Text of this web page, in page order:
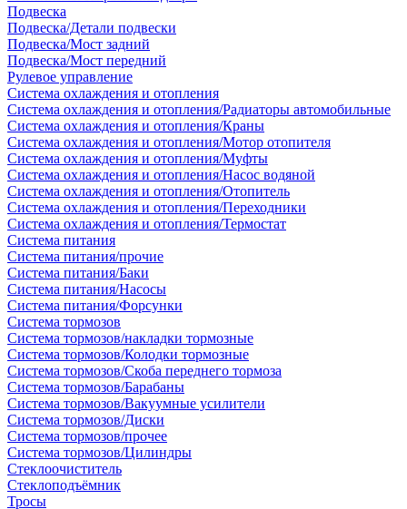
Подвеска
Подвеска/Детали подвески
Подвеска/Мост задний
Подвеска/Мост передний
Рулевое управление
Система охлаждения и отопления
Система охлаждения и отопления/Радиаторы автомобильные
Система охлаждения и отопления/Краны
Система охлаждения и отопления/Мотор отопителя
Система охлаждения и отопления/Муфты
Система охлаждения и отопления/Насос водяной
Система охлаждения и отопления/Отопитель
Система охлаждения и отопления/Переходники
Система охлаждения и отопления/Термостат
Система питания
Система питания/прочие
Система питания/Баки
Система питания/Насосы
Система питания/Форсунки
Система тормозов
Система тормозов/накладки тормозные
Система тормозов/Колодки тормозные
Система тормозов/Скоба переднего тормоза
Система тормозов/Барабаны
Система тормозов/Вакуумные усилители
Система тормозов/Диски
Система тормозов/прочее
Система тормозов/Цилиндры
Стеклоочиститель
Стеклоподъёмник
Тросы